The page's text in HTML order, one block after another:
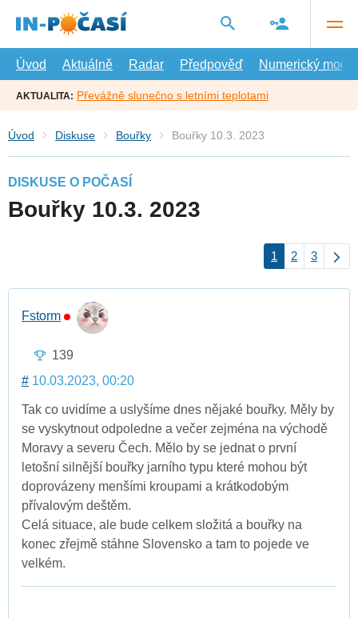
hlavní
Úvod
Aktuálně Radar Předpověď Numerický model
AKTUALITA: Převážně slunečno s letními teplotami
Úvod Diskuse Bouřky Bouřky 10.3. 2023
DISKUSE O POČASÍ
Bouřky 10.3. 2023
1 2 3
Fstorm
139
# 10.03.2023, 00:20
Tak co uvidíme a uslyšíme dnes nějaké bouřky. Měly by
se vyskytnout odpoledne a večer zejména na východě
Moravy a severu Čech. Mělo by se jednat o první
letošní silnější bouřky jarního typu které mohou být
doprovázeny menšími kroupami a krátkodobým
přívalovým deštěm.
Celá situace, ale bude celkem složitá a bouřky na
konec zřejmě stáhne Slovensko a tam to pojede ve
velkém.